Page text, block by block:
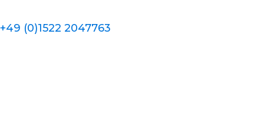
+49 (0)1522 2047763